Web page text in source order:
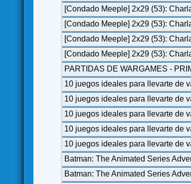
[Condado Meeple] 2x29 (53):
[Condado Meeple] 2x29 (53):
[Condado Meeple] 2x29 (53):
[Condado Meeple] 2x29 (53):
PARTIDAS DE WARGAMES -
10 juegos ideales para llevarte de
10 juegos ideales para llevarte de
10 juegos ideales para llevarte de
10 juegos ideales para llevarte de
10 juegos ideales para llevarte de
Batman: The Animated Series
Batman: The Animated Series